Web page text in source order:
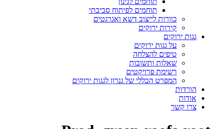
תוחמים לפיתוח סביבתי
כוורות לייצוב דשא ואגרגטים
קירות ירוקים
גגות ירוקים
על גגות ירוקים
טיפים להצלחה
שאלות ותשובות
רשימת פרויקטים
המפרט הכללי של גנרון לגגות ירוקים
הורדות
אודות
צרו קשר